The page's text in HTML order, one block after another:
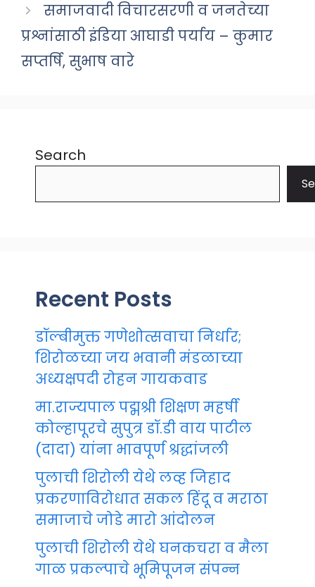
समाजवादी विचारसरणी व जनतेच्या
प्रश्नांसाठी इंडिया आघाडी पर्याय – कुमार
सप्तर्षि, सुभाष वारे
Search
Recent Posts
डॉल्बीमुक्त गणेशोत्सवाचा निर्धार;
शिरोळच्या जय भवानी मंडळाच्या
अध्यक्षपदी रोहन गायकवाड
मा.राज्यपाल पद्मश्री शिक्षण महर्षी
कोल्हापूरचे सुपुत्र डॉ.डी वाय पाटील
(दादा) यांना भावपूर्ण श्रद्धांजली
पुलाची शिरोली येथे लव्ह जिहाद
प्रकरणाविरोधात सकल हिंदू व मराठा
समाजाचे जोडे मारो आंदोलन
पुलाची शिरोली येथे घनकचरा व मैला
गाळ प्रकल्पाचे भूमिपूजन संपन्न